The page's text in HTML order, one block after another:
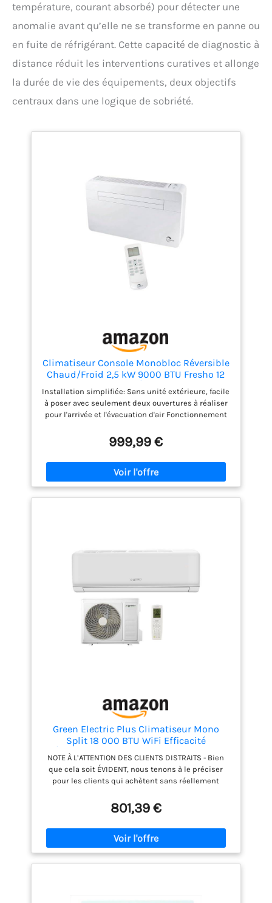
température, courant absorbé) pour détecter une
anomalie avant qu’elle ne se transforme en panne ou
en fuite de réfrigérant. Cette capacité de diagnostic à
distance réduit les interventions curatives et allonge
la durée de vie des équipements, deux objectifs
centraux dans une logique de sobriété.
Climatiseur Console Monobloc Réversible
Chaud/Froid 2,5 kW 9000 BTU Fresho 12
HP Sannover Classe Énergétique A+ avec
Télécommande
Installation simplifiée: Sans unité extérieure, facile
à poser avec seulement deux ouvertures à réaliser
pour l'arrivée et l'évacuation d'air Fonctionnement
optimal avec un niveau sonore réduit et une
consommation énergétique maîtrisée Design
compact: Dimensions réduites de 543 x 935 x 198
mm permettant une intégration discrète dans tous
types d'espaces Classe énergétique A+:
Performance énergétique optimale avec un COP de
ventilation Puissance adaptée: 2,5 kW / 9000 BTU
tous les accessoires nécessaires à l'installation
incluant supports de fixation, grilles, tuyaux et
999,99 €
Green Electric Plus Climatiseur Mono
Split 18 000 BTU WiFi Efficacité
Énergétique A++/A+, 5 kW, R32, Faible
Consommation Mural avec Pompe à
Chaleur Inverter et Unité Extérieure
NOTE À L’ATTENTION DES CLIENTS DISTRAITS - Bien
que cela soit ÉVIDENT, nous tenons à le préciser
pour les clients qui achètent sans réellement
réglementation, ce produit doit être installé par du
PERSONNEL QUALIFIÉ. Le client ne doit en aucun cas
s’improviser technicien - Les accessoires
nécessaires à l’installation qui ne sont pas visibles
sur les photos ne sont ÉVIDEMMENT pas inclus. Ils
doivent être FOURNIS PAR L’INSTALLATEUR en
801,39 €